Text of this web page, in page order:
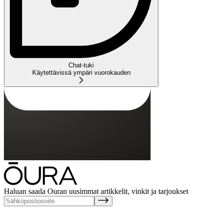
Chat-tuki
Käytettävissä ympäri vuorokauden
Haluan saada Ouran uusimmat artikkelit, vinkit ja tarjoukset